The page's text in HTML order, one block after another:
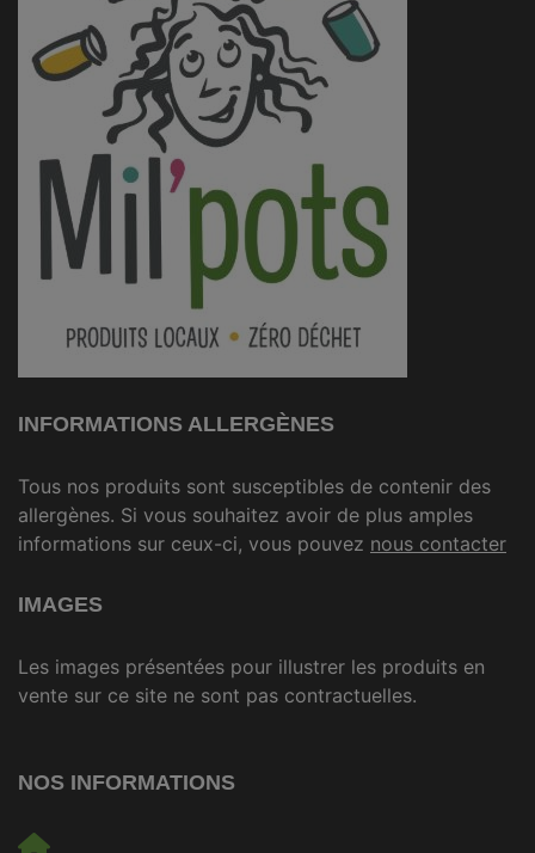
INFORMATIONS ALLERGÈNES
Tous nos produits sont susceptibles de contenir des
allergènes. Si vous souhaitez avoir de plus amples
informations sur ceux-ci, vous pouvez nous contacter
IMAGES
Les images présentées pour illustrer les produits en
vente sur ce site ne sont pas contractuelles.
NOS INFORMATIONS